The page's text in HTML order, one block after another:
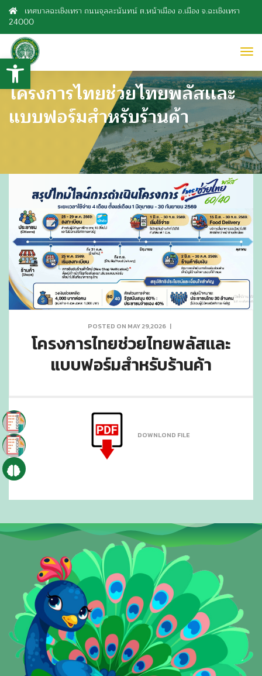
เทศบาลฉะเชิงเทรา ถนนจุลละนันทน์ ต.หน้าเมือง อ.เมือง จ.ฉะเชิงเทรา
24000
โครงการไทยช่วยไทยพลัสเเละ
แบบฟอร์มสำหรับร้านค้า
POSTED ON MAY 29,2026|
โครงการไทยช่วยไทยพลัสเเละ
แบบฟอร์มสำหรับร้านค้า
DOWNLOND FILE
Open toolbar